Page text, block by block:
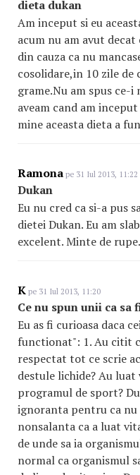
dieta dukan
Am inceput si eu
acum nu am avut
din cauza ca nu
cosolidare,in 10 zile de
grame.Nu am spus ce-
aveam cand am
mine aceasta dieta a
Ramona pe 31 Iul 2013, 11:22
Dukan
Eu nu cred ca si-a pus
dietei Dukan. Eu am
excelent. Minte de rupe.
K pe 31 Iul 2013, 11:20
Ce nu spun unii ca sa
Eu as fi curioasa daca
functionat": 1. Au citit
respectat tot ce scrie
destule lichide? Au
programul de sport?
ignoranta pentru ca nu
nonsalanta ca a luat
de unde sa ia
normal ca organismul